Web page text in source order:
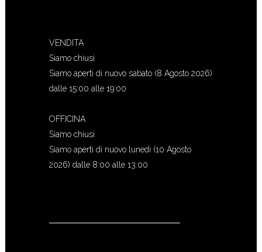
VENDITA
Siamo chiusi
Siamo aperti di nuovo sabato (8 Agosto 2026)
dalle 15:00 alle 19:00
OFFICINA
Siamo chiusi
Siamo aperti di nuovo lunedì (10 Agosto
2026) dalle 8:00 alle 13:00